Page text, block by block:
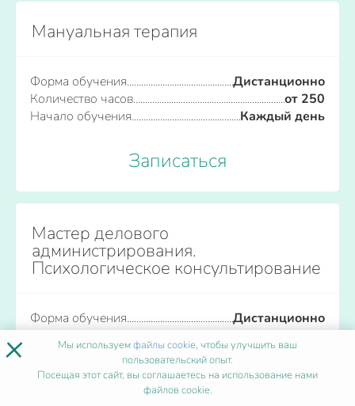
Мануальная терапия
Форма обучения
Дистанционно
Количество часов
от 250
Начало обучения
Каждый день
Записаться
Мастер делового
администрирования.
Психологическое консультирование
Форма обучения
Дистанционно
Начало обучения
Каждый день
Записаться
× Мы используемфайлы cookie, чтобы улучшить ваш
пользовательский опыт.
Посещая этот сайт, вы соглашаетесь на использование нами
файлов cookie.